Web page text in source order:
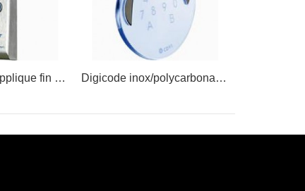
Digicode Inox applique fin - 2 relais Digicode inox/polycarbonate 2 relais - câble 3 mètres